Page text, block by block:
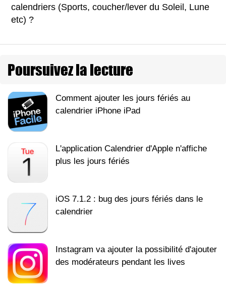
calendriers (Sports, coucher/lever du Soleil, Lune
etc) ?
Poursuivez la lecture
Comment ajouter les jours fériés au
calendrier iPhone iPad
L'application Calendrier d'Apple n'affiche
plus les jours fériés
iOS 7.1.2 : bug des jours fériés dans le
calendrier
Instagram va ajouter la possibilité d'ajouter
des modérateurs pendant les lives